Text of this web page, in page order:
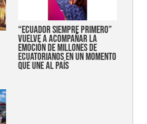
“Ecuador siempre primero”
vuelve a acompañar la
emoción de millones de
ecuatorianos en un momento
que une al país